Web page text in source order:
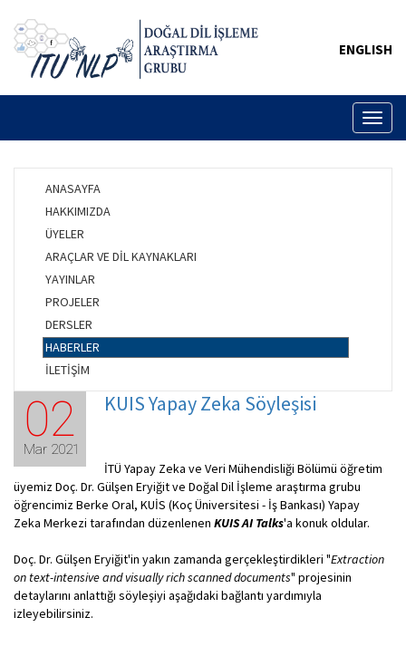
ENGLISH
ANASAYFA
HAKKIMIZDA
ÜYELER
ARAÇLAR VE DİL KAYNAKLARI
YAYINLAR
PROJELER
DERSLER
HABERLER
İLETİŞİM
02
Mar 2021
KUIS Yapay Zeka Söyleşisi
İTÜ Yapay Zeka ve Veri Mühendisliği Bölümü öğretim
üyemiz Doç. Dr. Gülşen Eryiğit ve Doğal Dil İşleme araştırma grubu
öğrencimiz Berke Oral, KUİS (Koç Üniversitesi - İş Bankası) Yapay
Zeka Merkezi tarafından düzenlenen KUIS AI Talks'a konuk oldular.
Doç. Dr. Gülşen Eryiğit'in yakın zamanda gerçekleştirdikleri "Extraction
on text-intensive and visually rich scanned documents" projesinin
detaylarını anlattığı söyleşiyi aşağıdaki bağlantı yardımıyla
izleyebilirsiniz.